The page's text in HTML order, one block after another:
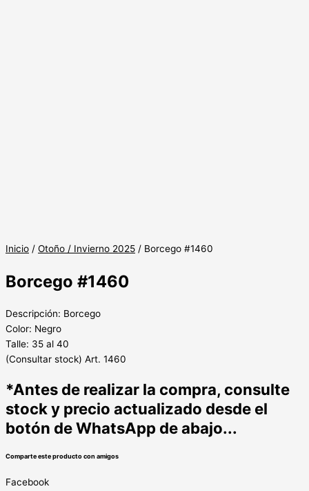
Inicio / Otoño / Invierno 2025 / Borcego #1460
Borcego #1460
Descripción: Borcego
Color: Negro
Talle: 35 al 40
(Consultar stock) Art. 1460
*Antes de realizar la compra, consulte
stock y precio actualizado desde el
botón de WhatsApp de abajo...
Comparte este producto con amigos
Facebook